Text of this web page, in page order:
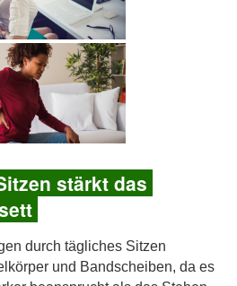
stärkt das
durch tägliches Sitzen
und Bandscheiben, da es